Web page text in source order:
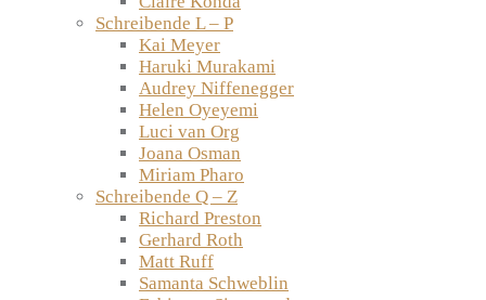
Schreibende L – P
Kai Meyer
Haruki Murakami
Audrey Niffenegger
Helen Oyeyemi
Luci van Org
Joana Osman
Miriam Pharo
Schreibende Q – Z
Richard Preston
Gerhard Roth
Matt Ruff
Samanta Schweblin